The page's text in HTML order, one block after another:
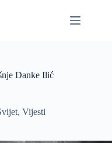
Danke Ilić
, Vijesti